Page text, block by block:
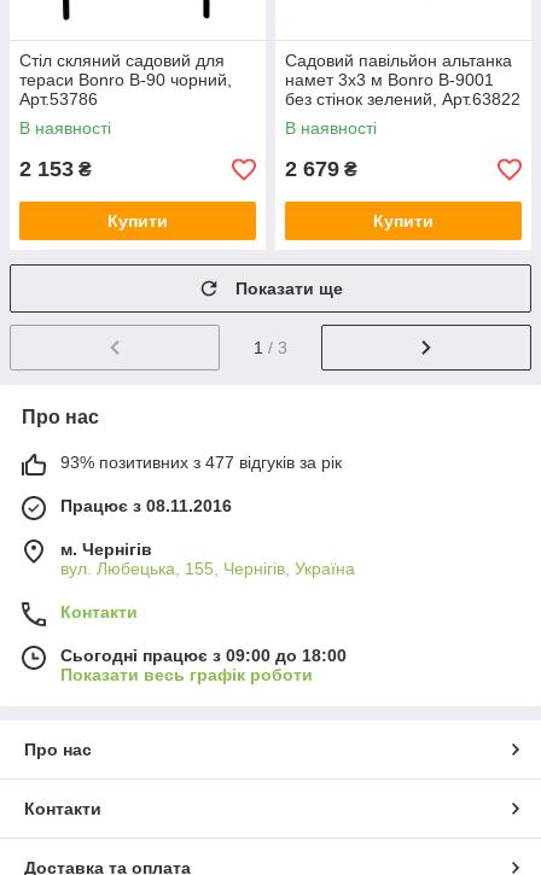
Стіл скляний садовий для
тераси Bonro B-90 чорний,
Арт.53786
В наявності
2 153 ₴
Купити
Садовий павільйон альтанка
намет 3х3 м Bonro B-9001
без стінок зелений, Арт.63822
В наявності
2 679 ₴
Купити
Показати ще
1 / 3
Про нас
93% позитивних з 477 відгуків за рік
Працює з 08.11.2016
м. Чернігів
вул. Любецька, 155, Чернігів, Україна
Контакти
Сьогодні працює з 09:00 до 18:00
Показати весь графік роботи
Про нас
Контакти
Доставка та оплата